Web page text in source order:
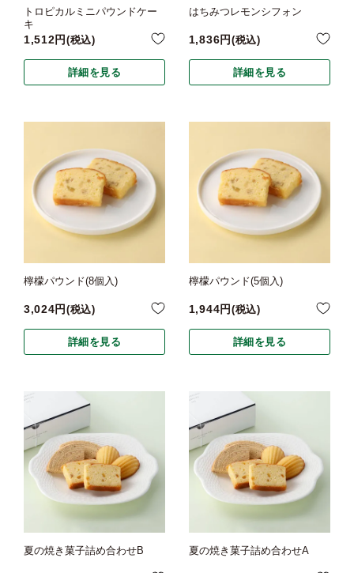
トロピカルミニパウンドケー
キ
1,512 税込
詳細を見る
はちみつレモンシフォン
1,836 税込
詳細を見る
檸檬パウンド(8個入)
3,024 税込
詳細を見る
檸檬パウンド(5個入)
1,944 税込
詳細を見る
夏の焼き菓子詰め合わせB 夏の焼き菓子詰め合わせA